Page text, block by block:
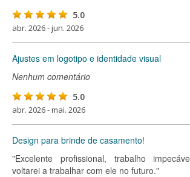
5.0
abr. 2026 - jun. 2026
Ajustes em logotipo e identidade visual
Nenhum comentário
5.0
abr. 2026 - mai. 2026
Design para brinde de casamento!
"Excelente profissional, trabalho
voltarei a trabalhar com ele no futuro."